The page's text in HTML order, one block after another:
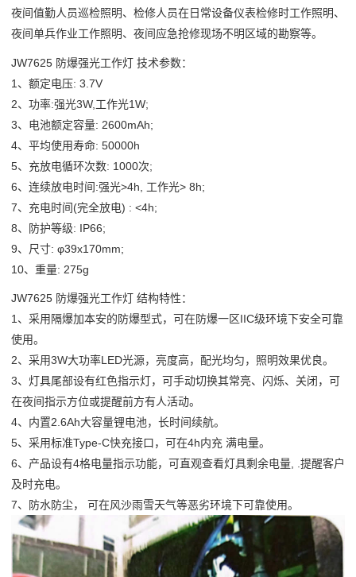
夜间值勤人员巡检照明、检修人员在日常设备仪表检修时工作照明、
夜间单兵作业工作照明、夜间应急抢修现场不明区域的勘察等。
JW7625 防爆强光工作灯 技术参数：
1、额定电压: 3.7V
2、功率:强光3W,工作光1W;
3、电池额定容量: 2600mAh;
4、平均使用寿命: 50000h
5、充放电循环次数: 1000次;
6、连续放电时间:强光>4h, 工作光> 8h;
7、充电时间(完全放电) : <4h;
8、防护等级: IP66;
9、尺寸: φ39x170mm;
10、重量: 275g
JW7625 防爆强光工作灯 结构特性：
1、采用隔爆加本安的防爆型式，可在防爆一区IIC级环境下安全可靠
使用。
2、采用3W大功率LED光源，亮度高，配光均匀，照明效果优良。
3、灯具尾部设有红色指示灯，可手动切换其常亮、闪烁、关闭，可
在夜间指示方位或提醒前方有人活动。
4、内置2.6Ah大容量锂电池，长时间续航。
5、采用标准Type-C快充接口，可在4h内充 满电量。
6、产品设有4格电量指示功能，可直观查看灯具剩余电量, .提醒客户
及时充电。
7、防水防尘， 可在风沙雨雪天气等恶劣环境下可靠使用。